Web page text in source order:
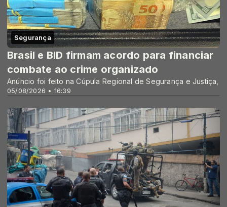
Segurança
05/08/2026 • 16:39
Brasil e BID firmam acordo para financiar
combate ao crime organizado
Anúncio foi feito na Cúpula Regional de Segurança e Justiça,